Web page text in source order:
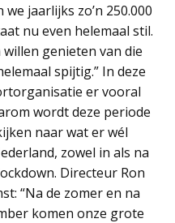
jaarlijks zo’n 250.000
nu even helemaal stil.
genieten van die
spijtig.” In deze
er vooral
wordt deze periode
naar wat er wél
zowel in als na
Directeur Ron
“Na de zomer en na
komen onze grote